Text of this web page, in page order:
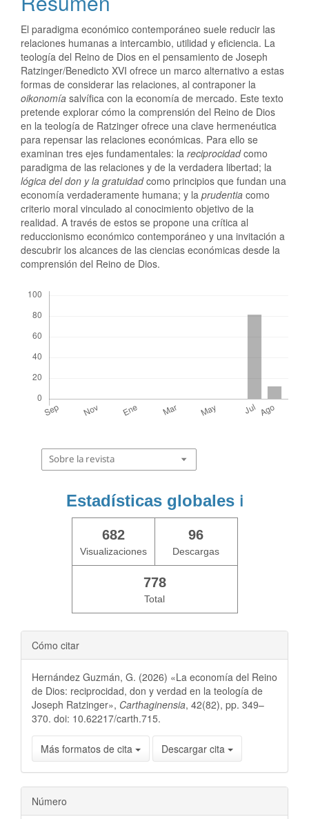
El paradigma económico contemporáneo suele reducir las
relaciones humanas a intercambio, utilidad y eficiencia. La
teología del Reino de Dios en el pensamiento de Joseph
Ratzinger/Benedicto XVI ofrece un marco alternativo a estas
formas de considerar las relaciones, al contraponer la
oikonomía salvífica con la economía de mercado. Este texto
pretende explorar cómo la comprensión del Reino de Dios
en la teología de Ratzinger ofrece una clave hermenéutica
para repensar las relaciones económicas. Para ello se
examinan tres ejes fundamentales: la reciprocidadcomo
paradigma de las relaciones y de la verdadera libertad; la
lógica del don y la gratuidadcomo principios que fundan una
economía verdaderamente humana; y la prudentia como
criterio moral vinculado al conocimiento objetivo de la
realidad. A través de estos se propone una crítica al
reduccionismo económico contemporáneo y una invitación a
descubrir los alcances de las ciencias económicas desde la
comprensión del Reino de Dios.
Sobre la revista
Estadísticas globales ℹ️
682
Visualizaciones
96
Descargas
778
Total
Cómo citar
Hernández Guzmán, G. (2026) «La economía del Reino
de Dios: reciprocidad, don y verdad en la teología de
Joseph Ratzinger», Carthaginensia, 42(82), pp. 349–
370. doi: 10.62217/carth.715.
Más formatos de cita Descargar cita
Número